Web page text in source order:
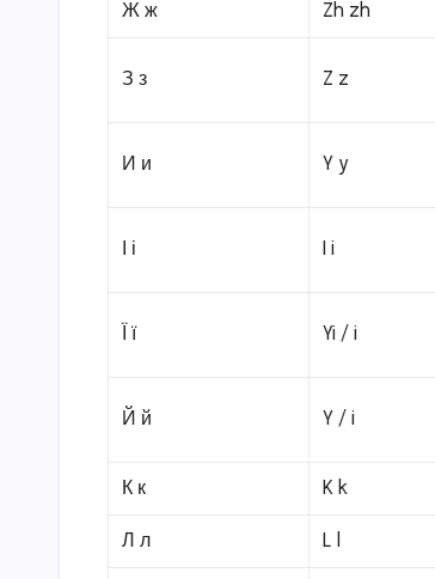
Ж ж Zh zh
З з Z z
И и Y y
І і I i
Ї ї Yi / i
Й й Y / i
К к K k
Л л L l